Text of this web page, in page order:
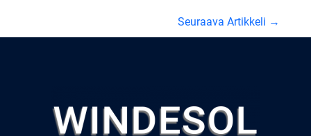
Seuraava Artikkeli →